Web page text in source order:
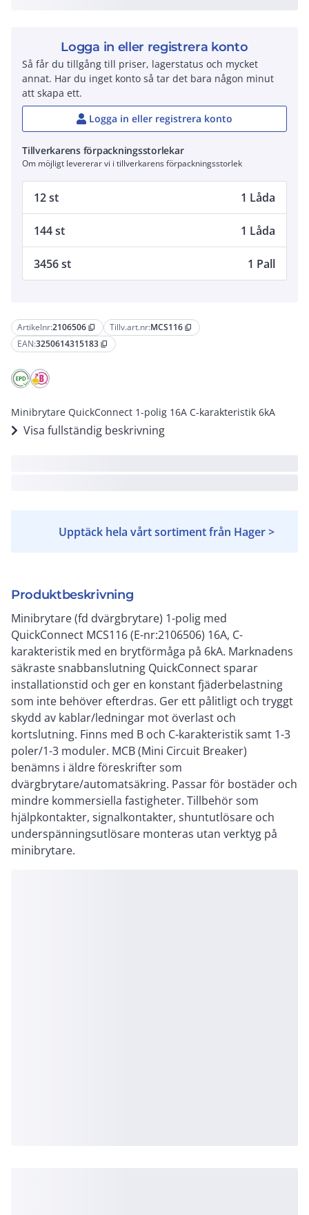
Artikelnr:2106506 content_copy Tillv.art.nr:MCS116 content_copy
EAN:3250614315183 content_copy
Minibrytare QuickConnect 1-polig 16A C-karakteristik 6kA
Visa fullständig beskrivning
Upptäck hela vårt sortiment från Hager >
Produktbeskrivning
Minibrytare (fd dvärgbrytare) 1-polig med
QuickConnect MCS116 (E-nr:2106506) 16A, C-
karakteristik med en brytförmåga på 6kA. Marknadens
säkraste snabbanslutning QuickConnect sparar
installationstid och ger en konstant fjäderbelastning
som inte behöver efterdras. Ger ett pålitligt och tryggt
skydd av kablar/ledningar mot överlast och
kortslutning. Finns med B och C-karakteristik samt 1-3
poler/1-3 moduler. MCB (Mini Circuit Breaker)
benämns i äldre föreskrifter som
dvärgbrytare/automatsäkring. Passar för bostäder och
mindre kommersiella fastigheter. Tillbehör som
hjälpkontakter, signalkontakter, shuntutlösare och
underspänningsutlösare monteras utan verktyg på
minibrytare.
Logga in eller registrera konto
Så får du tillgång till priser, lagerstatus och mycket
annat. Har du inget konto så tar det bara någon minut
att skapa ett.
Logga in eller registrera konto
Tillverkarens förpackningsstorlekar
Om möjligt levererar vi i tillverkarens förpackningsstorlek
12 st 1 Låda
144 st 1 Låda
3456 st 1 Pall